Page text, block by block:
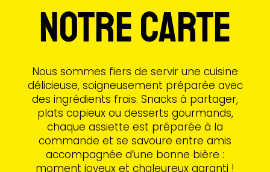
Notre Carte
Nous sommes fiers de servir une cuisine
délicieuse, soigneusement préparée avec
des ingrédients frais. Snacks à partager,
plats copieux ou desserts gourmands,
chaque assiette est préparée à la
commande et se savoure entre amis
accompagnée d’une bonne bière :
moment joyeux et chaleureux garanti !